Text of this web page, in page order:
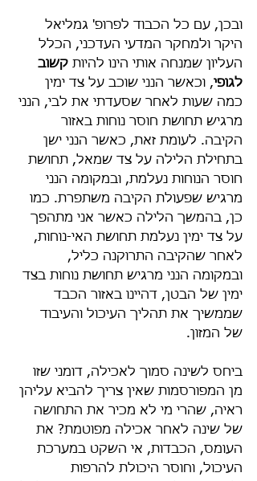
ובכן, עם כל הכבוד לפרופ' גמליאל
היקר ולמחקר המדעי העדכני, הכלל
העליון שמנחה אותי הינו להיות קשוב
לגופי, וכאשר הנני שוכב על צד ימין
כמה שעות לאחר שסעדתי את לבי, הנני
מרגיש תחושת חוסר נוחות באזור
הקיבה. לעומת זאת, כאשר הנני ישן
בתחילת הלילה על צד שמאל, תחושת
חוסר הנוחות נעלמת, ובמקומה הנני
מרגיש שפעולת הקיבה משתפרת. כמו
כן, בהמשך הלילה כאשר אני מתהפך
על צד ימין נעלמת תחושת האי-נוחות,
לאחר שהקיבה התרוקנה כליל,
ובמקומה הנני מרגיש תחושת נוחות בצד
ימין של הבטן, דהיינו באזור הכבד
שממשיך את תהליך העיכול והעיבוד
של המזון.
ביחס לשינה סמוך לאכילה, דומני שזו
מן המפורסמות שאין צריך להביא עליהן
ראיה, שהרי מי לא מכיר את התחושה
של שינה לאחר אכילה מפוטמת? את
העומס, הכבדות, אי השקט במערכת
העיכול, וחוסר היכולת להרפות